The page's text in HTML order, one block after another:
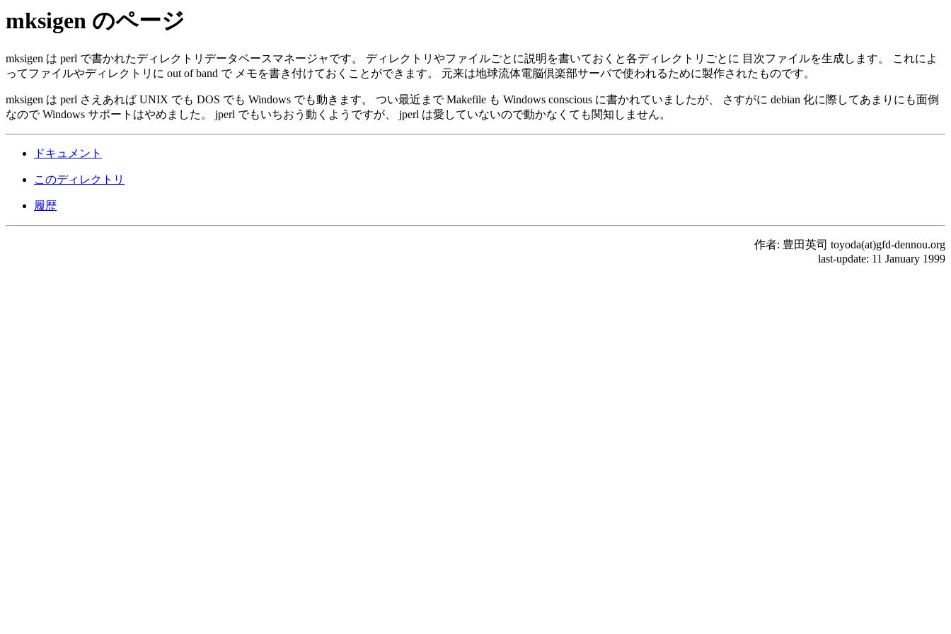
mksigen のページ
mksigen は perl で書かれたディレクトリデータベースマネージャです。 ディレクトリやファイルごとに説明を書いておくと各ディレクトリごとに 目次ファイルを生成します。 これによ
ってファイルやディレクトリに out of band で メモを書き付けておくことができます。 元来は地球流体電脳倶楽部サーバで使われるために製作されたものです。
mksigen は perl さえあれば UNIX でも DOS でも Windows でも動きます。 つい最近まで Makefile も Windows conscious に書かれていましたが、 さすがに debian 化に際してあまりにも面倒
なので Windows サポートはやめました。 jperl でもいちおう動くようですが、 jperl は愛していないので動かなくても関知しません。
ドキュメント
このディレクトリ
履歴
作者: 豊田英司 toyoda(at)gfd-dennou.org
last-update: 11 January 1999